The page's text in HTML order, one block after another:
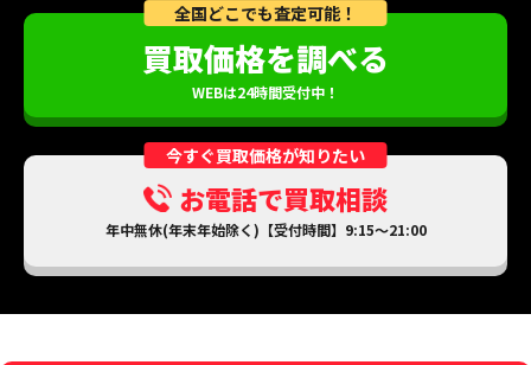
全国どこでも査定可能！
買取価格を調べる
WEBは24時間受付中！
今すぐ買取価格が知りたい
お電話で買取相談
年中無休(年末年始除く)【受付時間】9:15～21:00